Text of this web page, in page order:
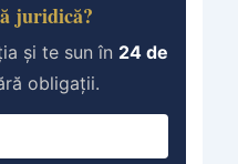
juridică?
și te sun în 24 de
obligații.